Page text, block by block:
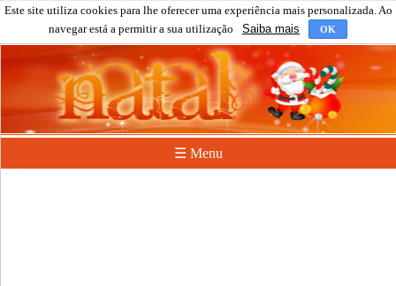
Este site utiliza cookies para lhe oferecer uma experiência mais personalizada. Ao
navegar está a permitir a sua utilização
Saiba mais OK
☰ Menu